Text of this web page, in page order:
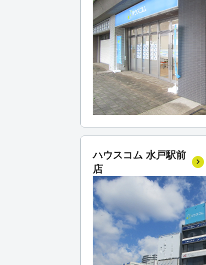
ハウスコム 水戸駅前
店